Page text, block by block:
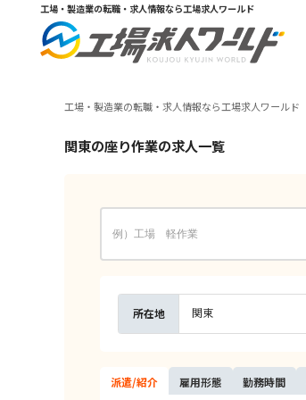
工場・製造業の転職・求人情報なら工場求人ワールド
工場・製造業の転職・求人情報なら工場求人ワールド
関東の座り作業の求人一覧
所在地 関東
派遣/紹介 雇用形態 勤務時間